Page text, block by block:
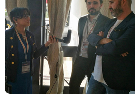
Galerie
Presse
Contact